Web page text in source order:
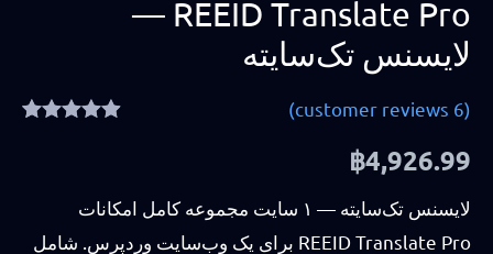
REEID Translate Pro —
لایسنس تک‌سایته
ratings
(
6
฿4,926.99
لایسنس تک‌سایته — ۱ سایت مجموعه کامل امکانات
REEID Translate Pro برای یک وب‌سایت وردپرس. شامل